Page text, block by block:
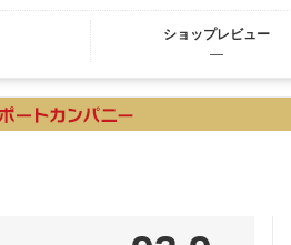
ショップレビュー
―